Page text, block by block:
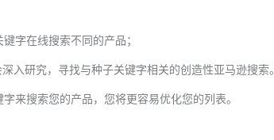
字在线搜索不同的产品；
入研究，寻找与种子关键字相关的创造性亚马逊搜索。
来搜索您的产品，您将更容易优化您的列表。